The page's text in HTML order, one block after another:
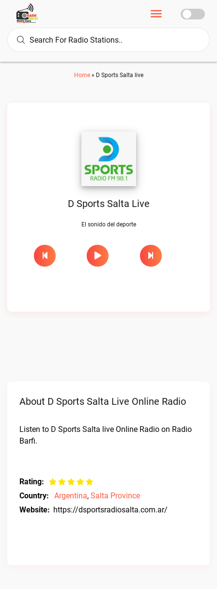
Home» D Sports Salta live
D Sports Salta Live
El sonido del deporte
About D Sports Salta Live Online Radio
Listen to D Sports Salta live Online Radio on Radio
Barfi.
Rating:
Country:
Argentina, Salta Province
Website: https://dsportsradiosalta.com.ar/